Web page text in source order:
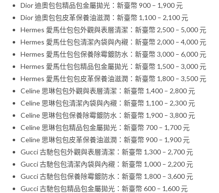
Dior 迪奧包包精品包金屬拋光：新臺幣 900 – 1,900 元
Dior 迪奧包包皮革保養油滋潤：新臺幣 1,100 – 2,100 元
Hermes 愛馬仕包包外觀與表層清潔：新臺幣 2,500 – 5,000 元
Hermes 愛馬仕包包清潔內袋與內襯：新臺幣 2,000 – 4,000 元
Hermes 愛馬仕包包保養除霉鍍防水：新臺幣 3,000 – 6,000 元
Hermes 愛馬仕包包精品包金屬拋光：新臺幣 1,500 – 3,000 元
Hermes 愛馬仕包包皮革保養油滋潤：新臺幣 1,800 – 3,500 元
Celine 思琳包包外觀與表層清潔：新臺幣 1,400 – 2,800 元
Celine 思琳包包清潔內袋與內襯：新臺幣 1,100 – 2,300 元
Celine 思琳包包保養除霉鍍防水：新臺幣 1,900 – 3,800 元
Celine 思琳包包精品包金屬拋光：新臺幣 700 – 1,700 元
Celine 思琳包包皮革保養油滋潤：新臺幣 900 – 1,900 元
Gucci 古馳包包外觀與表層清潔：新臺幣 1,300 – 2,700 元
Gucci 古馳包包清潔內袋與內襯：新臺幣 1,000 – 2,200 元
Gucci 古馳包包保養除霉鍍防水：新臺幣 1,800 – 3,600 元
Gucci 古馳包包精品包金屬拋光：新臺幣 600 – 1,600 元